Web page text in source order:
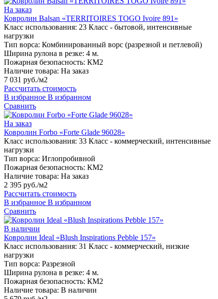
На заказ
Ковролин Balsan «TERRITOIRES TOGO Ivoire 891»
Класс использования: 23 Класс - бытовой, интенсивные
нагрузки
Тип ворса: Комбинированный ворс (разрезной и петлевой)
Ширина рулона в резке: 4 м.
Пожарная безопасность: КМ2
Наличие товара: На заказ
7 031 руб./м2
Рассчитать стоимость
В избранное В избранном
Сравнить
На заказ
Ковролин Forbo «Forte Glade 96028»
Класс использования: 33 Класс - коммерческий, интенсивные
нагрузки
Тип ворса: Иглопробивной
Пожарная безопасность: КМ2
Наличие товара: На заказ
2 395 руб./м2
Рассчитать стоимость
В избранное В избранном
Сравнить
В наличии
Ковролин Ideal «Blush Inspirations Pebble 157»
Класс использования: 31 Класс - коммерческий, низкие
нагрузки
Тип ворса: Разрезной
Ширина рулона в резке: 4 м.
Пожарная безопасность: КМ2
Наличие товара: В наличии